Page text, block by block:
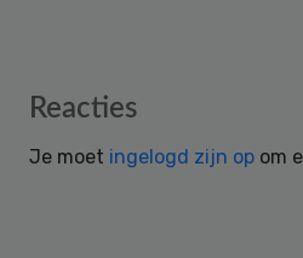
Reader
Reacties
Je moet ingelogd zijn op om